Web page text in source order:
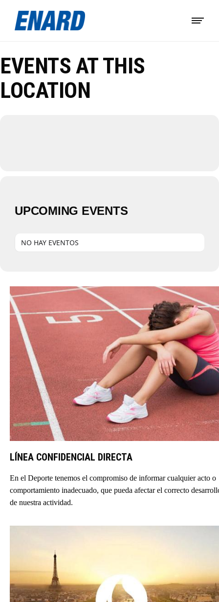
EVENTS AT THIS
LOCATION
UPCOMING EVENTS
NO HAY EVENTOS
LÍNEA CONFIDENCIAL DIRECTA
En el Deporte tenemos el compromiso de informar cualquier acto o
comportamiento inadecuado, que pueda afectar el correcto
de nuestra actividad.